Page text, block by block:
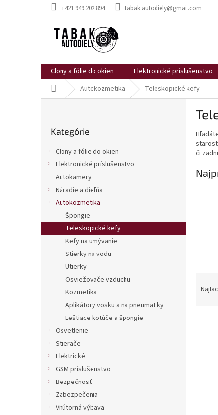
na
+421 949 202 894 tabak.autodiely@gmail.com
Clony a fólie do okien Elektronické príslušenstvo
DomovAutokozmetika Teleskopické kefy
kategórie
Kategórie
Clony a fólie do okien
Elektronické príslušenstvo
Autokamery
Náradie a dieľňa
Autokozmetika
Špongie
Teleskopické kefy
Kefy na umývanie
Stierky na vodu
Utierky
Osviežovače vzduchu
Kozmetika
Aplikátory vosku a na pneumatiky
Leštiace kotúče a špongie
Osvetlenie
Stierače
Elektrické
GSM príslušenstvo
Bezpečnosť
Zabezpečenia
Vnútorná výbava
či